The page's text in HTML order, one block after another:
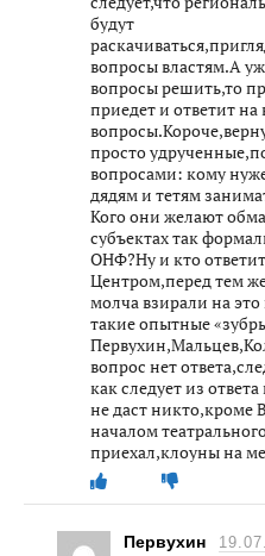
будут
вопросы властям.А
вопросы решить,то
приедет и ответит
просто
вопросами: кому
дядям и тетям
Кого они желают
субъектах так
ОНФ?Ну и кто
Центром,перед тем
молча взирали на
такие опытные
вопрос нет
как следует из
не даст никто,кроме
началом
приехал,клоуны на
Первухин